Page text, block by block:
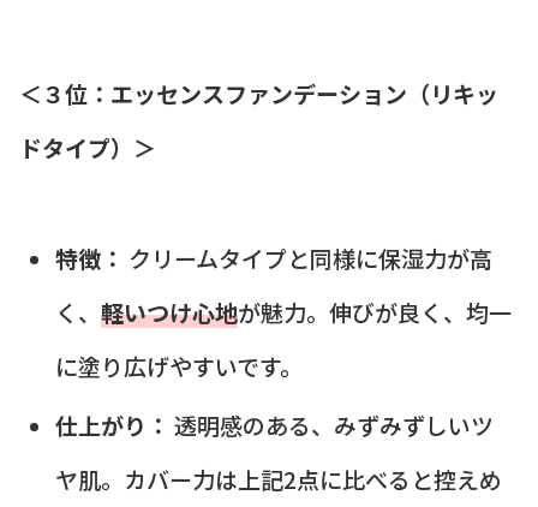
＜３位：エッセンスファンデーション（リキッ
ドタイプ）＞
特徴： クリームタイプと同様に保湿力が高
く、 軽いつけ心地が魅力。伸びが良く、均一
に塗り広げやすいです。
仕上がり： 透明感のある、みずみずしいツ
ヤ肌。カバー力は上記2点に比べると控えめ